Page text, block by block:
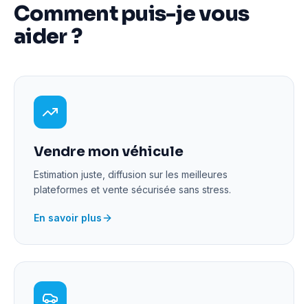
Comment puis-je vous
aider ?
Vendre mon véhicule
Estimation juste, diffusion sur les meilleures
plateformes et vente sécurisée sans stress.
En savoir plus